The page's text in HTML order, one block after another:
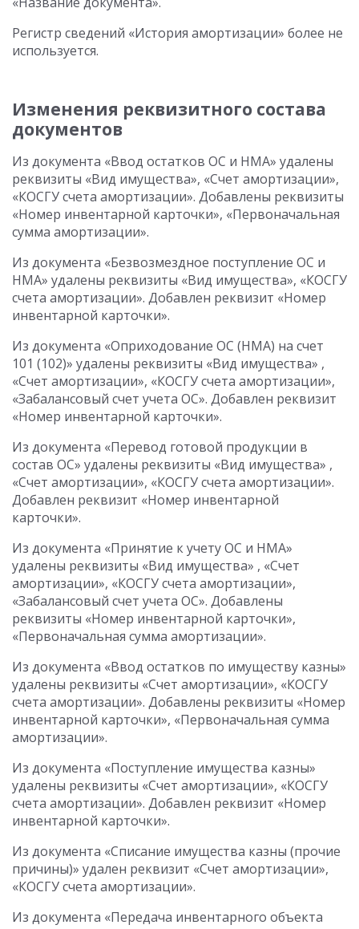
Регистр сведений «История амортизации» более не
используется.
Изменения реквизитного состава
документов
Из документа «Ввод остатков ОС и НМА» удалены
реквизиты «Вид имущества», «Счет амортизации»,
«КОСГУ счета амортизации». Добавлены реквизиты
«Номер инвентарной карточки», «Первоначальная
сумма амортизации».
Из документа «Безвозмездное поступление ОС и
НМА» удалены реквизиты «Вид имущества», «КОСГУ
счета амортизации». Добавлен реквизит «Номер
инвентарной карточки».
Из документа «Оприходование ОС (НМА) на счет
101 (102)» удалены реквизиты «Вид имущества» ,
«Счет амортизации», «КОСГУ счета амортизации»,
«Забалансовый счет учета ОС». Добавлен реквизит
«Номер инвентарной карточки».
Из документа «Перевод готовой продукции в
состав ОС» удалены реквизиты «Вид имущества» ,
«Счет амортизации», «КОСГУ счета амортизации».
Добавлен реквизит «Номер инвентарной
карточки».
Из документа «Принятие к учету ОС и НМА»
удалены реквизиты «Вид имущества» , «Счет
амортизации», «КОСГУ счета амортизации»,
«Забалансовый счет учета ОС». Добавлены
реквизиты «Номер инвентарной карточки»,
«Первоначальная сумма амортизации».
Из документа «Ввод остатков по имуществу казны»
удалены реквизиты «Счет амортизации», «КОСГУ
счета амортизации». Добавлены реквизиты «Номер
инвентарной карточки», «Первоначальная сумма
амортизации».
Из документа «Поступление имущества казны»
удалены реквизиты «Счет амортизации», «КОСГУ
счета амортизации». Добавлен реквизит «Номер
инвентарной карточки».
Из документа «Списание имущества казны (прочие
причины)» удален реквизит «Счет амортизации»,
«КОСГУ счета амортизации».
Из документа «Передача инвентарного объекта